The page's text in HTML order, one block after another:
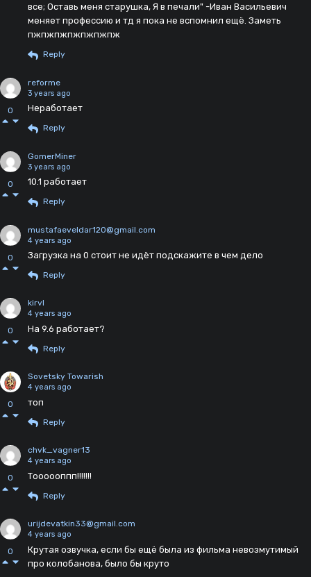
все; Оставь меня старушка, Я в печали" -Иван Васильевич
меняет профессию и тд я пока не вспомнил ещё. Заметь
пжпжпжпжпжпжпж
Reply
0
reforme
3 years ago
Неработает
Reply
0
GomerMiner
3 years ago
10.1 работает
Reply
0
mustafaeveldar120@gmail.com
4 years ago
Загрузка на 0 стоит не идёт подскажите в чем дело
Reply
0
kirvl
4 years ago
На 9.6 работает?
Reply
0
Sovetsky Towarish
4 years ago
топ
Reply
0
chvk_vagner13
4 years ago
Тоооооппп!!!!!!!
Reply
0
urijdevatkin33@gmail.com
4 years ago
Крутая озвучка, если бы ещё была из фильма невозмутимый
про колобанова, было бы круто